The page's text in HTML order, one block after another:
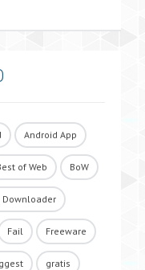
Android App
of Web BoW
Downloader
Fail Freeware
gratis